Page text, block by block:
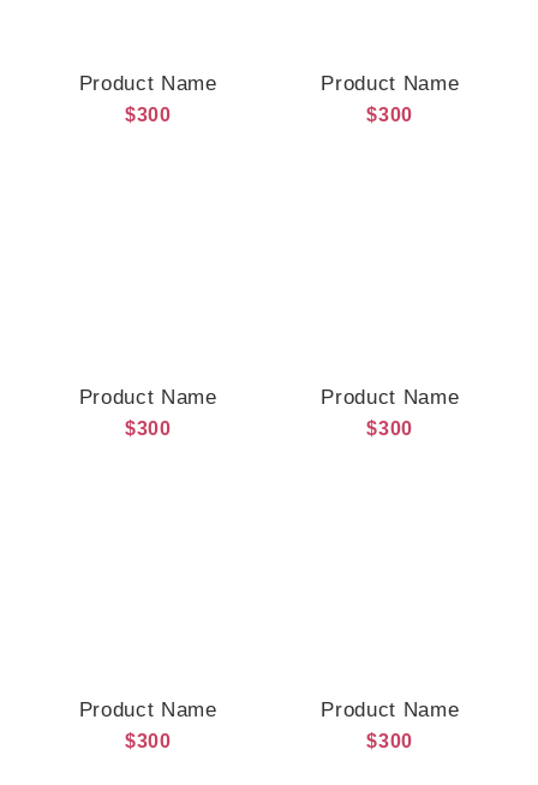
Product Name
$300
Product Name
$300
Product Name
$300
Product Name
$300
Product Name
$300
Product Name
$300